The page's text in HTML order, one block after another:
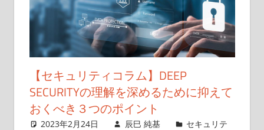
【セキュリティコラム】DEEP
SECURITYの理解を深めるために抑えて
おくべき３つのポイント
2023年2月24日 辰巳 純基
セキュリテ